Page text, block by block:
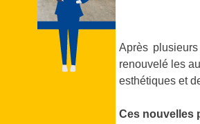
Après
renouvelé les
esthétiques et
Ces nouvelles